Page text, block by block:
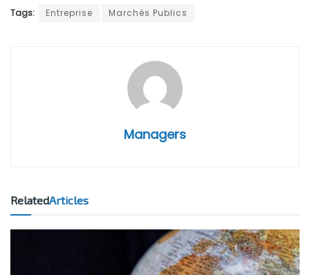
Tags: Entreprise Marchés Publics
Managers
RelatedArticles